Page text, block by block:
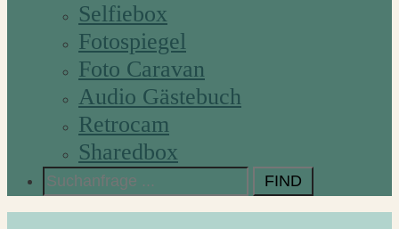
Selfiebox
Fotospiegel
Foto Caravan
Audio Gästebuch
Retrocam
Sharedbox
Search
for: